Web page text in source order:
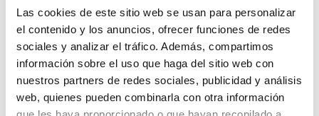
Las cookies de este sitio web se usan para personalizar
el contenido y los anuncios, ofrecer funciones de redes
sociales y analizar el tráfico. Además, compartimos
información sobre el uso que haga del sitio web con
nuestros partners de redes sociales, publicidad y análisis
web, quienes pueden combinarla con otra información